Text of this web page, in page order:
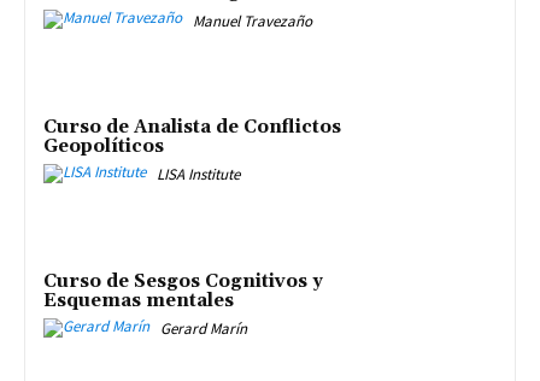
Manuel Travezaño
Curso de Analista de Conflictos
Geopolíticos
LISA Institute
Curso de Sesgos Cognitivos y
Esquemas mentales
Gerard Marín